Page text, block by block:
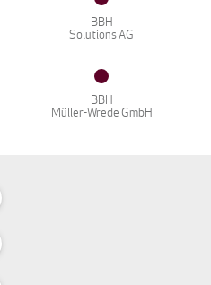
BBH
Solutions AG
BBH
Müller-Wrede GmbH